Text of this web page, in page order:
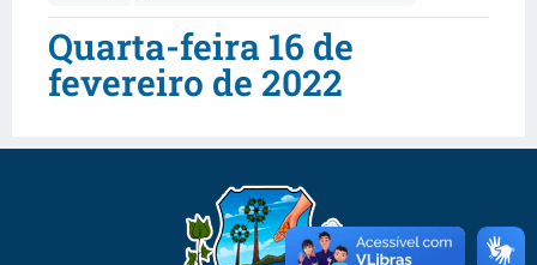
Quarta-feira 16 de
fevereiro de 2022